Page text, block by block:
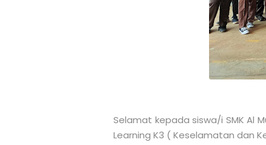
Selamat kepada siswa/i SMK Al
Learning K3 ( Keselamatan dan